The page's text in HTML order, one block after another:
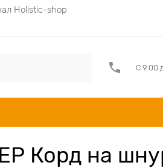
Holistic-shop
С 9:00
Корд на